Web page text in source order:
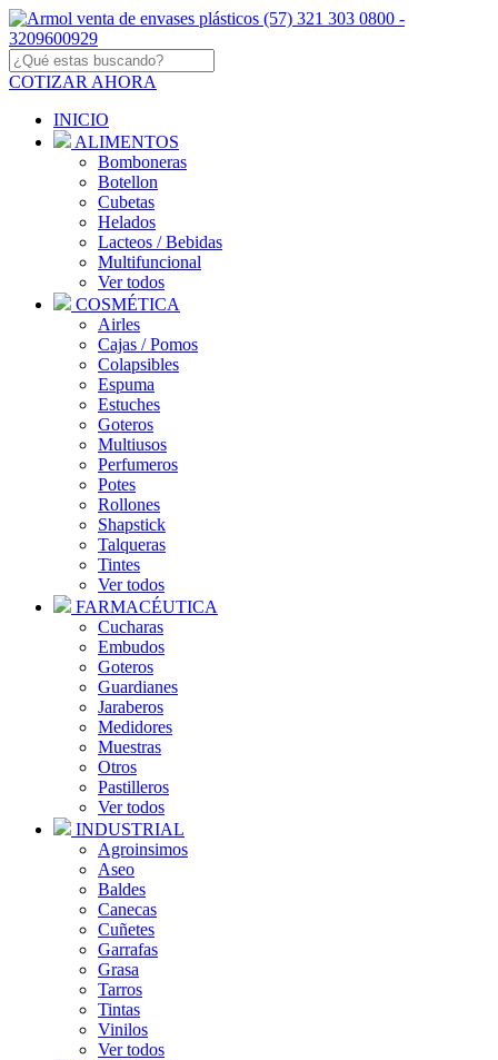
COTIZAR AHORA
INICIO
ALIMENTOS
Bomboneras
Botellon
Cubetas
Helados
Lacteos / Bebidas
Multifuncional
Ver todos
COSMÉTICA
Airles
Cajas / Pomos
Colapsibles
Espuma
Estuches
Goteros
Multiusos
Perfumeros
Potes
Rollones
Shapstick
Talqueras
Tintes
Ver todos
FARMACÉUTICA
Cucharas
Embudos
Goteros
Guardianes
Jaraberos
Medidores
Muestras
Otros
Pastilleros
Ver todos
INDUSTRIAL
Agroinsimos
Aseo
Baldes
Canecas
Cuñetes
Garrafas
Grasa
Tarros
Tintas
Vinilos
Ver todos